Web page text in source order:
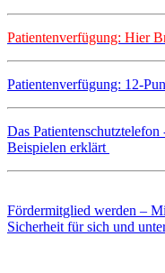
Patientenverfügung: Hier
Patientenverfügung: 12-
Das
Beispielen erklärt
Fördermitglied werden –
Sicherheit für sich und